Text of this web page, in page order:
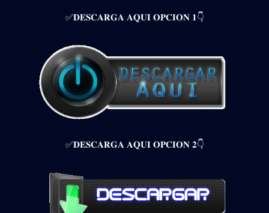
✅𝐃𝐄𝐒𝐂𝐀𝐑𝐆𝐀 𝐀𝐐𝐔𝐈 𝐎𝐏𝐂𝐈𝐎𝐍 𝟏👇
✅𝐃𝐄𝐒𝐂𝐀𝐑𝐆𝐀 𝐀𝐐𝐔𝐈 𝐎𝐏𝐂𝐈𝐎𝐍 𝟐👇